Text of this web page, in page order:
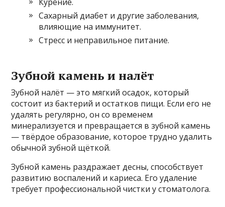
Курение.
Сахарный диабет и другие заболевания,
влияющие на иммунитет.
Стресс и неправильное питание.
Зубной камень и налёт
Зубной налёт — это мягкий осадок, который
состоит из бактерий и остатков пищи. Если его не
удалять регулярно, он со временем
минерализуется и превращается в зубной камень
— твёрдое образование, которое трудно удалить
обычной зубной щёткой.
Зубной камень раздражает десны, способствует
развитию воспалений и кариеса. Его удаление
требует профессиональной чистки у стоматолога.